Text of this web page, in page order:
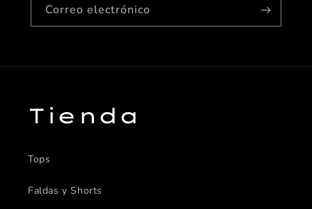
Correo electrónico
Tienda
Tops
Faldas y Shorts